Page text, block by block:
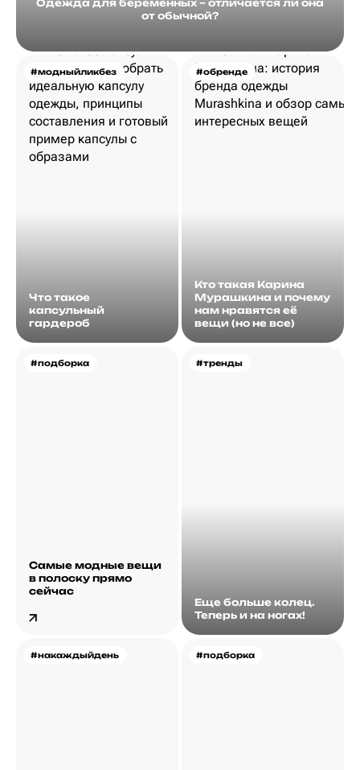
Одежда для беременных – отличается ли она
от обычной?
#модныйликбез
Что такое
капсульный
гардероб
#обренде
Кто такая Карина
Мурашкина и почему
нам нравятся её
вещи (но не все)
#подборка
Самые модные вещи
в полоску прямо
сейчас
#тренды
Еще больше колец.
Теперь и на ногах!
#накаждыйдень #подборка